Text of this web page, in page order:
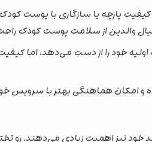
نظر کیفیت پارچه یا سازگاری با
والدین از سلامت پوست کودک
خود را از دست می‌دهد، اما
و امکان هماهنگی بهتر با سرویس
خود نیز اهمیت زیادی می‌دهند.